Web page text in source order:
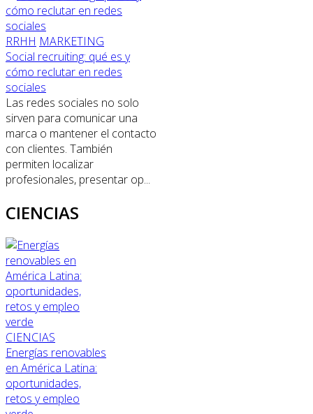
RRHH MARKETING
Social recruiting: qué es y
cómo reclutar en redes
sociales
Las redes sociales no solo
sirven para comunicar una
marca o mantener el contacto
con clientes. También
permiten localizar
profesionales, presentar op...
CIENCIAS
CIENCIAS
Energías renovables
en América Latina:
oportunidades,
retos y empleo